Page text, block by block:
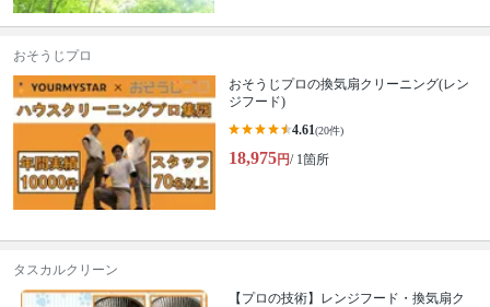
おそうじプロ
おそうじプロの換気扇クリーニング(レン
ジフード)
4.61(20件)
18,975円/ 1箇所
タスカルクリーン
【プロの技術】レンジフード・換気扇ク